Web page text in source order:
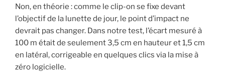
Non, en théorie : comme le clip-on se fixe devant
l’objectif de la lunette de jour, le point d’impact ne
devrait pas changer. Dans notre test, l’écart mesuré à
100 m était de seulement 3,5 cm en hauteur et 1,5 cm
en latéral, corrigeable en quelques clics via la mise à
zéro logicielle.